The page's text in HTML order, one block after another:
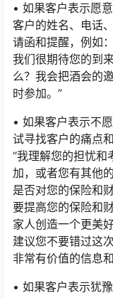
• 如果客户表示愿
客户的姓名、电话
请函和提醒，例如
我们很期待您的到
么？我会把酒会的
时参加。”
• 如果客户表示不
试寻找客户的痛点
“我理解您的担忧
加，或者您有其他
是否对您的保险和
要提高您的保险和
家人创造一个更美
建议您不要错过这
非常有价值的信息
• 如果客户表示犹